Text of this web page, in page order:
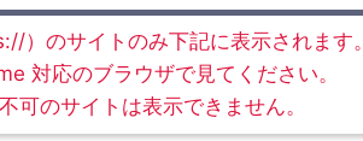
）のサイトのみ下記に表示されます。
対応のブラウザで見てください。
可のサイトは表示できません。